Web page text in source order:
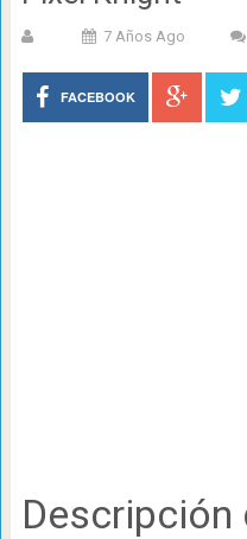
7 Años Ago
FACEBOOK
Descripción